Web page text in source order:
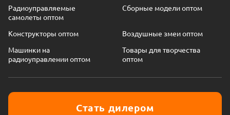
Радиоуправляемые
самолеты оптом
Сборные модели оптом
Конструкторы оптом
Воздушные змеи оптом
Машинки на
радиоуправлении оптом
Товары для творчества
оптом
Стать дилером